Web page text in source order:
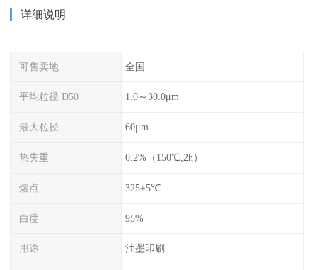
详细说明
可售卖地 全国
平均粒径 D50 1.0～30.0μm
最大粒径 60μm
热失重 0.2%（150℃,2h）
熔点 325±5℃
白度 95%
用途 油墨印刷